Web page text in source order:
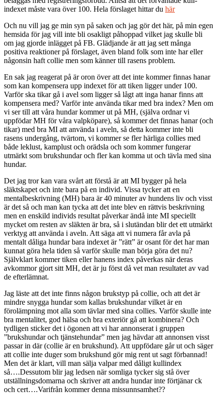
indexet måste vara över 100. Hela förslaget hittar du här
Och nu vill jag ge min syn på saken och jag gör det här, på min egen
hemsida för jag vill inte bli osakligt påhoppad vilket jag skulle bli
om jag gjorde inlägget på FB. Glädjande är att jag sett många
positiva reaktioner på förslaget, även bland folk som inte har eller
någonsin haft collie men som känner till rasens problem.
En sak jag reagerat på är oron över att det inte kommer finnas hanar
som kan kompensera upp indexet för att tiken ligger under 100.
Varför ska tikar gå i avel som ligger så lågt att inga hanar finns att
kompensera med? Varför inte använda tikar med bra index? Men om
vi ser till att våra hundar kommer ut på MH, (själva ordnar vi
uppfödar MH för våra valpköpare), så kommer det finnas hanar (och
tikar) med bra MI att använda i aveln, så detta kommer inte bli
rasens undergång, tvärtom, vi kommer se fler härliga collies med
både leklust, kamplust och orädsla och som kommer fungerar
utmärkt som brukshundar och fler kan komma ut och tävla med sina
hundar.
Det jag tror kan vara svårt att förstå är att MI bygger på hela
släktskapet och inte bara på en individ. Vissa tycker att en
mentalbeskrivning (MH) bara är 40 minuter av hundens liv och visst
är det så och man kan tycka att det inte blev en rättvis beskrivning
men en enskild individs resultat påverkar ändå inte MI speciellt
mycket om resten av släkten är bra, så i slutändan blir det ett utmärkt
verktyg att använda i aveln. Att säga att vi numera får avla på
mentalt dåliga hundar bara indexet är ”rätt” är osant för det har man
kunnat göra hela tiden så varför skulle man börja göra det nu?
Självklart kommer tiken eller hanens index påverkas när deras
avkommor gjort sitt MH, det är ju först då vet man resultatet av vad
de efterlämnat.
Jag läste att det inte finns någon brukstyp på collie, och att det är
mindre snygga hundar som kallas brukshundar vilket är en
förolämpning mot alla som tävlar med sina collies. Varför skulle inte
bra mentalitet, god hälsa och bra exteriör gå att kombinera? Och
tydligen sticker det i ögonen att vi har annonserat i gruppen
”brukshundar och tjänstehundar” men jag hävdar att annonsen visst
passar in där (collie är en brukshund). Att uppfödare går ut och säger
att collie inte duger som brukshund gör mig rent ut sagt förbannad!
Men det är klart, vill man sälja valpar med dåligt kullindex
så….Dessutom blir jag ledsen när somliga tycker sig stå över
utställningsdomarna och skriver att andra hundar inte förtjänar ck
och cert….Varifrån kommer denna missunnsamhet??